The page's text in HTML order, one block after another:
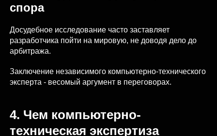
спора
Досудебное исследование часто заставляет
разработчика пойти на мировую, не доводя дело до
арбитража.
Заключение независимого компьютерно-технического
эксперта - весомый аргумент в переговорах.
4. Чем компьютерно-
техническая экспертиза